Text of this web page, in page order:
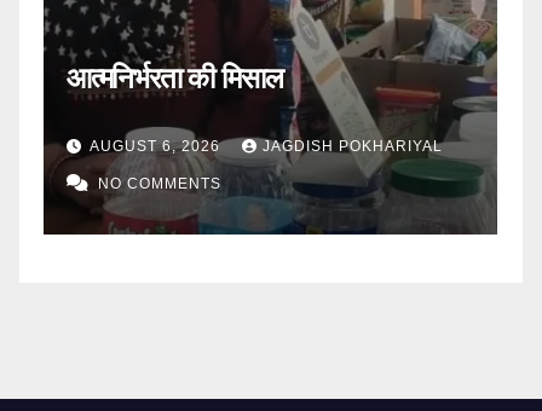
आत्मनिर्भरता की मिसाल
AUGUST 6, 2026 JAGDISH POKHARIYAL
NO COMMENTS